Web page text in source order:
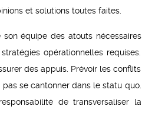
et solutions toutes faites.
équipe des atouts nécessaires
opérationnelles requises.
des appuis. Prévoir les conflits
se cantonner dans le statu quo.
de transversaliser la